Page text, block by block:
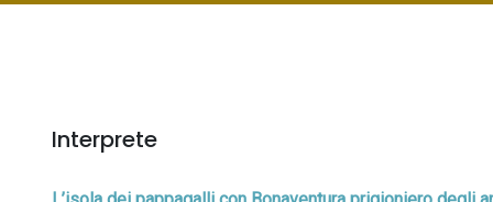
Interprete